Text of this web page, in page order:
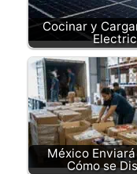
Cocinar y
México
Cómo se